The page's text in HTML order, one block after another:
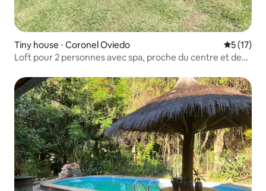
Tiny house ⋅ Coronel Oviedo
5 (17)
Loft pour 2 personnes avec spa, proche du centre et de